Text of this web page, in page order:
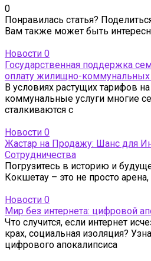
0
Понравилась статья?
Вам также может быть
Новости 0
Государственная поддержка
оплату жилищно-коммунальных
В условиях растущих тарифов
коммунальные услуги многие
сталкиваются с
Новости 0
Жастар на Продажу: Шанс для
Сотрудничества
Погрузитесь в историю и
Кокшетау – это не просто арена,
Новости 0
Мир без интернета: цифровой
Что случится, если интернет
крах, социальная изоляция?
цифрового апокалипсиса